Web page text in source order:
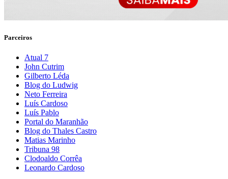
Parceiros
Atual 7
John Cutrim
Gilberto Léda
Blog do Ludwig
Neto Ferreira
Luís Cardoso
Luís Pablo
Portal do Maranhão
Blog do Thales Castro
Matias Marinho
Tribuna 98
Clodoaldo Corrêa
Leonardo Cardoso